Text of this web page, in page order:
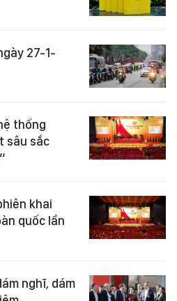
27-1-
thống
sâu sắc
khai
quốc lần
nghĩ, dám